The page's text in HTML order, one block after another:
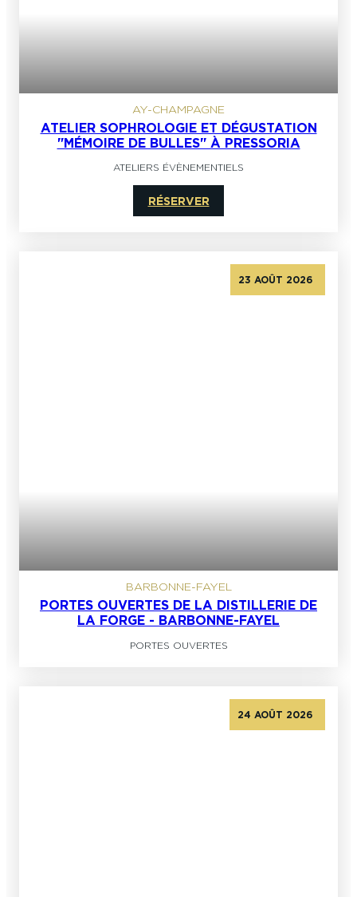
AY-CHAMPAGNE
ATELIER SOPHROLOGIE ET DÉGUSTATION
"MÉMOIRE DE BULLES" À PRESSORIA
ATELIERS ÉVÈNEMENTIELS
RÉSERVER
23 AOÛT 2026
BARBONNE-FAYEL
PORTES OUVERTES DE LA DISTILLERIE DE
LA FORGE - BARBONNE-FAYEL
PORTES OUVERTES
24 AOÛT 2026